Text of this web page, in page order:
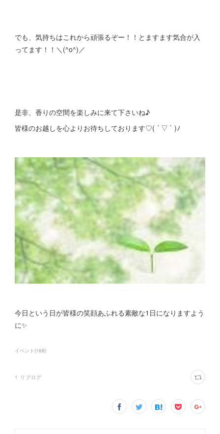
でも、気持ちはこれから頑張るぞー！！とますます気合が入
ってます！！＼(^o^)／
是非、香りの空間を楽しみに来て下さいね♪
皆様のお越しを心よりお待ちしております♡( ´ ▽ ` )ﾉ
今日という日が皆様の笑顔あふれる素敵な1日になりますよう
に✨
イベント (168)
1 リブログ